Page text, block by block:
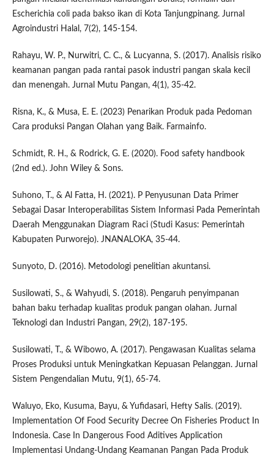
Escherichia coli pada bakso ikan di Kota Tanjungpinang. Jurnal
Agroindustri Halal, 7(2), 145-154.
Rahayu, W. P., Nurwitri, C. C., & Lucyanna, S. (2017). Analisis risiko
keamanan pangan pada rantai pasok industri pangan skala kecil
dan menengah. Jurnal Mutu Pangan, 4(1), 35-42.
Risna, K., & Musa, E. E. (2023) Penarikan Produk pada Pedoman
Cara produksi Pangan Olahan yang Baik. Farmainfo.
Schmidt, R. H., & Rodrick, G. E. (2020). Food safety handbook
(2nd ed.). John Wiley & Sons.
Suhono, T., & Al Fatta, H. (2021). P Penyusunan Data Primer
Sebagai Dasar Interoperabilitas Sistem Informasi Pada Pemerintah
Daerah Menggunakan Diagram Raci (Studi Kasus: Pemerintah
Kabupaten Purworejo). JNANALOKA, 35-44.
Sunyoto, D. (2016). Metodologi penelitian akuntansi.
Susilowati, S., & Wahyudi, S. (2018). Pengaruh penyimpanan
bahan baku terhadap kualitas produk pangan olahan. Jurnal
Teknologi dan Industri Pangan, 29(2), 187-195.
Susilowati, T., & Wibowo, A. (2017). Pengawasan Kualitas selama
Proses Produksi untuk Meningkatkan Kepuasan Pelanggan. Jurnal
Sistem Pengendalian Mutu, 9(1), 65-74.
Waluyo, Eko, Kusuma, Bayu, & Yufidasari, Hefty Salis. (2019).
Implementation Of Food Security Decree On Fisheries Product In
Indonesia. Case In Dangerous Food Aditives Application
Implementasi Undang-Undang Keamanan Pangan Pada Produk